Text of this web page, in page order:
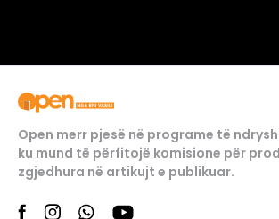
Open merr pjesë në programe të
ku mund të përfitojë komisione për
zgjedhura në artikujt e publikuar.